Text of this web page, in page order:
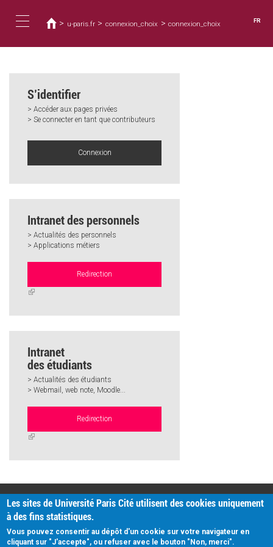
contenu
navigation
êtes
ici
> u-paris.fr > connexion_choix > connexion_choix FR
S’identifier
> Accéder aux pages privées
> Se connecter en tant que contributeurs
Connexion
Intranet des personnels
> Actualités des personnels
> Applications métiers
Redirection
(link
Intranet
des étudiants
> Actualités des étudiants
> Webmail, web note, Moodle...
Redirection
(link
PRATIQUE
Plan d'accès
Intranet
Mentions légales
Données personnelles
Les sites de Université Paris Cité utilisent des cookies uniquement
à des fins statistiques.
Vous pouvez consentir au dépôt d'un cookie sur votre navigateur en
cliquant sur "J'accepte", ou refuser avec le bouton "Non, merci".